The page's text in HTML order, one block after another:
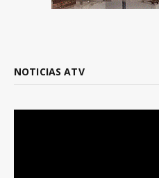
NOTICIAS ATV